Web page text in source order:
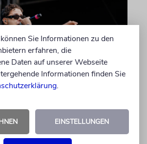
»Free
als
Sie Informationen zu den
erfahren, die
Daten auf unserer Webseite
Informationen finden Sie
.
EINSTELLUNGEN